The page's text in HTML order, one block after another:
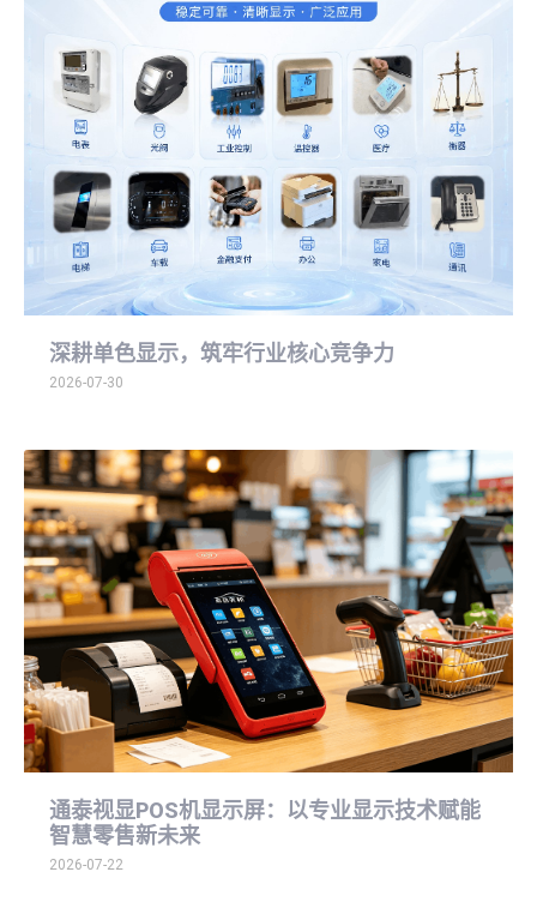
深耕单色显示，筑牢行业核心竞争力
2026-07-30
通泰视显POS机显示屏：以专业显示技术赋能
智慧零售新未来
2026-07-22